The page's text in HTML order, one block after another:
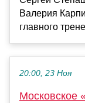
Валерия
главного
20:00, 23 Ноя
Московское